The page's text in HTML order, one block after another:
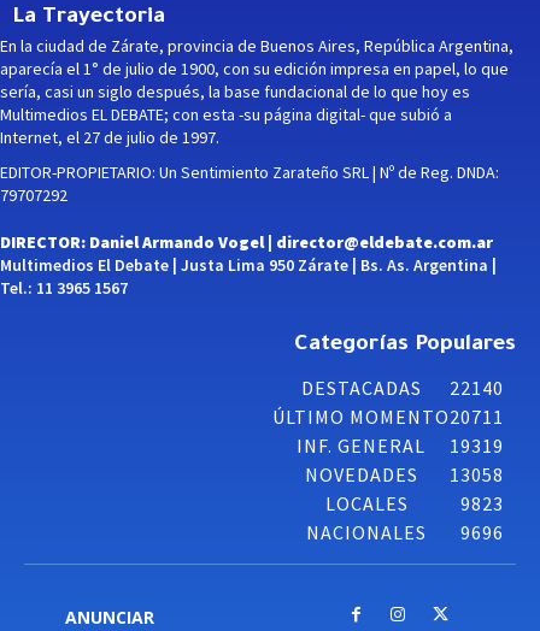
La Trayectoria
En la ciudad de Zárate, provincia de Buenos Aires, República Argentina,
aparecía el 1° de julio de 1900, con su edición impresa en papel, lo que
sería, casi un siglo después, la base fundacional de lo que hoy es
Multimedios EL DEBATE; con esta -su página digital- que subió a
Internet, el 27 de julio de 1997.
EDITOR-PROPIETARIO: Un Sentimiento Zarateño SRL | Nº de Reg. DNDA:
79707292
DIRECTOR: Daniel Armando Vogel | director@eldebate.com.ar
Multimedios El Debate | Justa Lima 950 Zárate | Bs. As. Argentina |
Tel.: 11 3965 1567
Categorías Populares
DESTACADAS
22140
ÚLTIMO MOMENTO20711
INF. GENERAL
19319
NOVEDADES
13058
LOCALES
9823
NACIONALES
9696
ANUNCIAR